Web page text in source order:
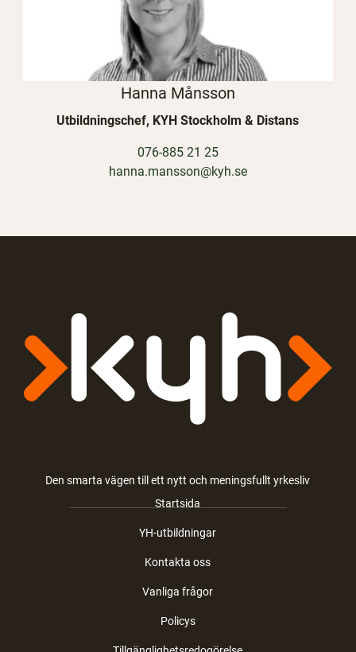
Hanna Månsson
Utbildningschef, KYH Stockholm & Distans
076-885 21 25
hanna.mansson@kyh.se
Den smarta vägen till ett nytt och meningsfullt yrkesliv
Startsida
YH-utbildningar
Kontakta oss
Vanliga frågor
Policys